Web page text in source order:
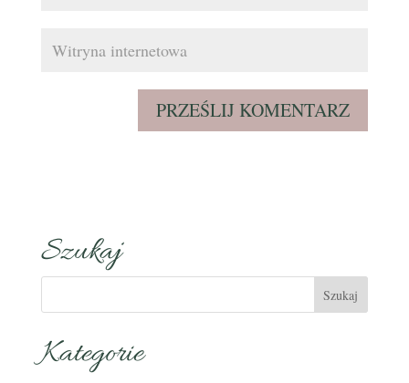
Szukaj
Kategorie